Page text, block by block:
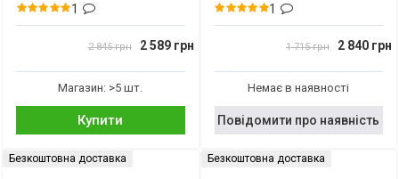
1
2 845 грн 2 589 грн
Магазин: >5 шт.
Купити
1
1 715 грн 2 840 грн
Немає в наявності
Повідомити про наявність
Безкоштовна доставка Безкоштовна доставка